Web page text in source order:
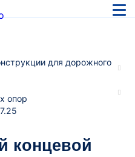
для дорожного
опор
концевой